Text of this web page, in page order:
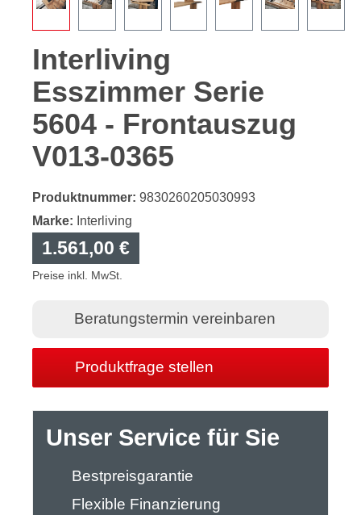
Interliving
Esszimmer Serie
5604 - Frontauszug
V013-0365
Produktnummer: 9830260205030993
Marke: Interliving
1.561,00 €
Preise inkl. MwSt.
Beratungstermin vereinbaren
Produktfrage stellen
Unser Service für Sie
Bestpreisgarantie
Flexible Finanzierung